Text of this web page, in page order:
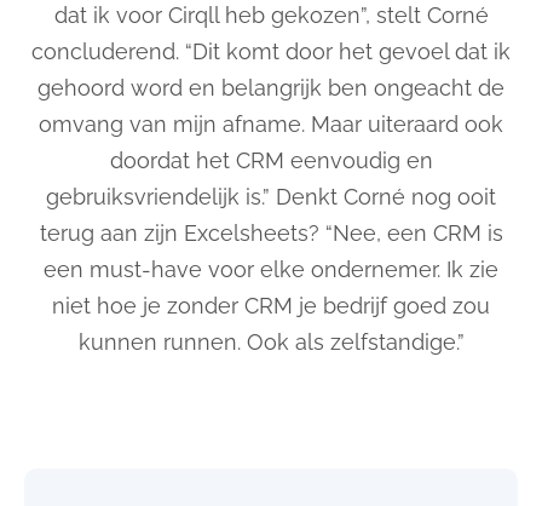
dat ik voor Cirqllheb gekozen”, stelt Corné
concluderend. “Dit komt door het gevoel dat ik
gehoord word en belangrijk ben ongeacht de
omvang van mijn afname. Maar uiteraard ook
doordat het CRM eenvoudig en
gebruiksvriendelijk is.” Denkt Corné nog ooit
terug aan zijn Excelsheets? “Nee, een CRM is
een must-have voor elke ondernemer. Ik zie
niet hoe je zonder CRM je bedrijf goed zou
kunnen runnen. Ook als zelfstandige.”